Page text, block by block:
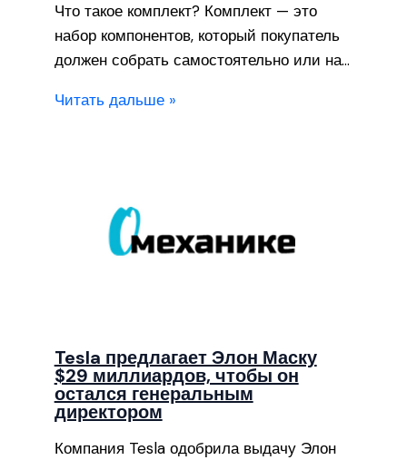
Что такое комплект? Комплект — это
набор компонентов, который покупатель
должен собрать самостоятельно или на…
Читать дальше »
Tesla предлагает Элон Маску
$29 миллиардов, чтобы он
остался генеральным
директором
Компания Tesla одобрила выдачу Элон